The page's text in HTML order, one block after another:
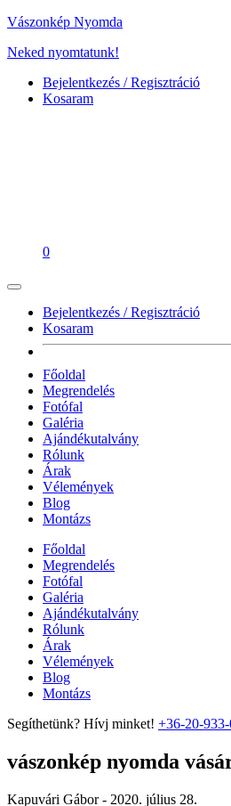
Vászonkép Nyomda
Neked nyomtatunk!
Bejelentkezés / Regisztráció
Kosaram
0
Bejelentkezés / Regisztráció
Kosaram
Főoldal
Megrendelés
Fotófal
Galéria
Ajándékutalvány
Rólunk
Árak
Vélemények
Blog
Montázs
Főoldal
Megrendelés
Fotófal
Galéria
Ajándékutalvány
Rólunk
Árak
Vélemények
Blog
Montázs
Segíthetünk? Hívj minket! +36-20-
vászonkép nyomda
Kapuvári Gábor - 2020. július 28.